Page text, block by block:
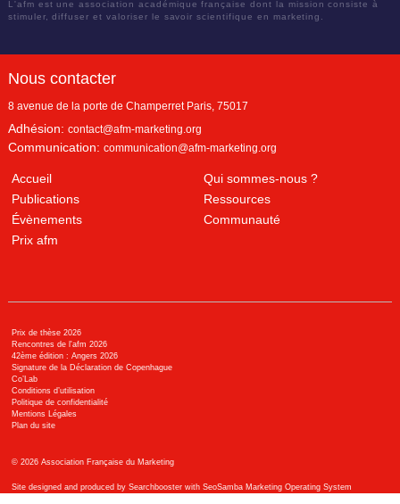
L'afm est une association académique française dont la mission consiste à
stimuler, diffuser et valoriser le savoir scientifique en marketing.
Nous contacter
8 avenue de la porte de Champerret Paris, 75017
Adhésion: contact@afm-marketing.org
Communication: communication@afm-marketing.org
Accueil
Qui sommes-nous ?
Publications
Ressources
Évènements
Communauté
Prix afm
Prix de thèse 2026
Rencontres de l'afm 2026
42ème édition : Angers 2026
Signature de la Déclaration de Copenhague
Co’Lab
Conditions d’utilisation
Politique de confidentialité
Mentions Légales
Plan du site
© 2026Association Française du Marketing
Site designed and produced by Searchbooster with SeoSamba Marketing Operating System